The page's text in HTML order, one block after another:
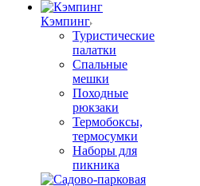
Кэмпинг
Туристические
палатки
Спальные
мешки
Походные
рюкзаки
Термобоксы,
термосумки
Наборы для
пикника